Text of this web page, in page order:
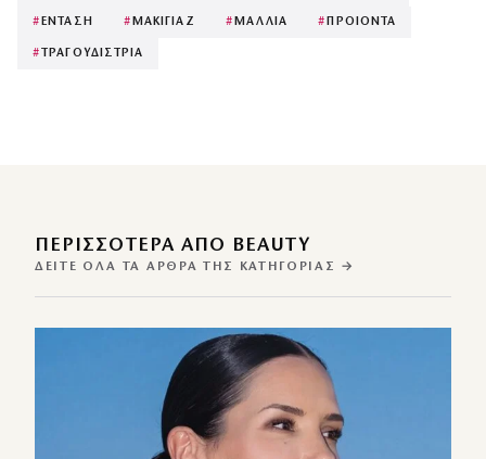
# ΕΝΤΑΣΗ # ΜΑΚΙΓΙΑΖ # ΜΑΛΛΙΑ # ΠΡΟΙΟΝΤΑ
# ΤΡΑΓΟΥΔΙΣΤΡΙΑ
ΠΕΡΙΣΣΌΤΕΡΑ ΑΠΌ BEAUTY
ΔΕΊΤΕ ΌΛΑ ΤΑ ΆΡΘΡΑ ΤΗΣ ΚΑΤΗΓΟΡΊΑΣ →